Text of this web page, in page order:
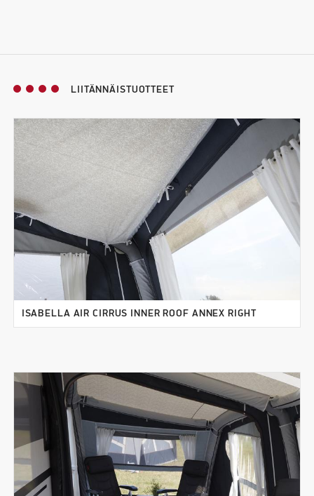
LIITÄNNÄISTUOTTEET
ISABELLA AIR CIRRUS INNER ROOF ANNEX RIGHT